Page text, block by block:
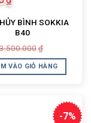
BÌNH SOKKIA
B40
3.500.000 ₫
là:
3.500.000₫.
tại
là:
3.300.000₫.
VÀO GIỎ HÀNG
-7%